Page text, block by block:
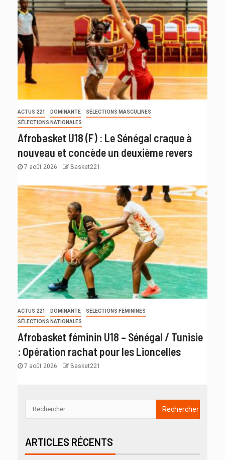
ACTUS 221 DOMINANTE
SÉLECTIONS MASCULINES
SÉLECTIONS NATIONALES
Afrobasket U18 (F) : Le Sénégal craque à
nouveau et concède un deuxième revers
7 août 2026 Basket221
ACTUS 221 DOMINANTE
SÉLECTIONS FÉMININES
SÉLECTIONS NATIONALES
Afrobasket féminin U18 – Sénégal / Tunisie
: Opération rachat pour les Lioncelles
7 août 2026 Basket221
ARTICLES RÉCENTS